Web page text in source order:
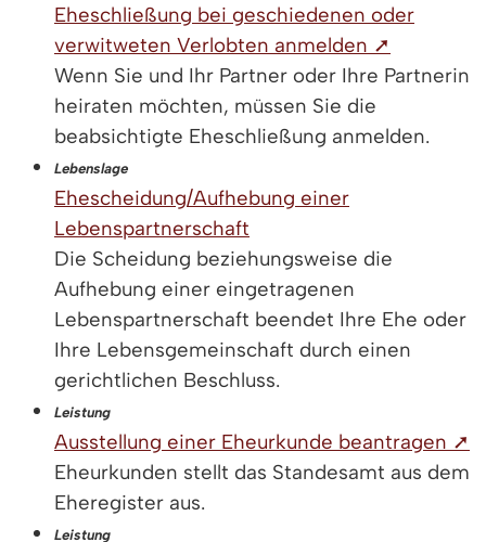
Eheschließung bei geschiedenen oder
verwitweten Verlobten anmelden ➚
Wenn Sie und Ihr Partner oder Ihre Partnerin
heiraten möchten, müssen Sie die
beabsichtigte Eheschließung anmelden.
Lebenslage
Ehescheidung/Aufhebung einer
Lebenspartnerschaft
Die Scheidung beziehungsweise die
Aufhebung einer eingetragenen
Lebenspartnerschaft beendet Ihre Ehe oder
Ihre Lebensgemeinschaft durch einen
gerichtlichen Beschluss.
Leistung
Ausstellung einer Eheurkunde beantragen ➚
Eheurkunden stellt das Standesamt aus dem
Eheregister aus.
Leistung